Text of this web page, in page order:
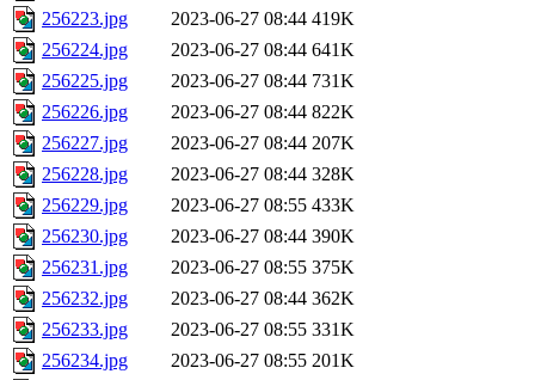
256223.jpg
2023-06-27 08:44 419K
256224.jpg
2023-06-27 08:44 641K
256225.jpg
2023-06-27 08:44 731K
256226.jpg
2023-06-27 08:44 822K
256227.jpg
2023-06-27 08:44 207K
256228.jpg
2023-06-27 08:44 328K
256229.jpg
2023-06-27 08:55 433K
256230.jpg
2023-06-27 08:44 390K
256231.jpg
2023-06-27 08:55 375K
256232.jpg
2023-06-27 08:44 362K
256233.jpg
2023-06-27 08:55 331K
256234.jpg
2023-06-27 08:55 201K